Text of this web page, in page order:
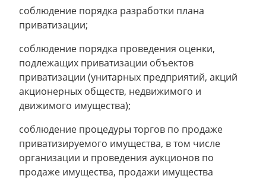
соблюдение порядка разработки плана
приватизации;
соблюдение порядка проведения оценки,
подлежащих приватизации объектов
приватизации (унитарных предприятий, акций
акционерных обществ, недвижимого и
движимого имущества);
соблюдение процедуры торгов по продаже
приватизируемого имущества, в том числе
организации и проведения аукционов по
продаже имущества, продажи имущества